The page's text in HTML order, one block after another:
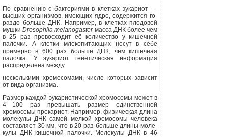
По сравнению с бактериями в клетках эукариот —
высших организ­мов, имеющих ядро, содержится го­
раздо больше ДНК. Например, в клет­ках плодовой
мушкиDrosophila melanogaster масса ДНК более чем
в 25 раз превосходит её количество у кишечной
палочки. А клетки млекопитающих несут в себе
примерно в 600 раз больше ДНК, чем кишечная
палочка. У эукариот генетическая информация
распределена между
несколькими хромосомами, число ко­торых зависит
от вида организма.
Размер каждой эукариотической хромосомы может в
4—100 раз превы­шать размер единственной
хромосомы прокариот. Например, физическая длина
молекулы ДНК самой мелкой хромосомы человека
составляет 30 мм, что в 20 раз больше длины моле­
кулы ДНК кишечной палочки. Молеку­лы ДНК в 46